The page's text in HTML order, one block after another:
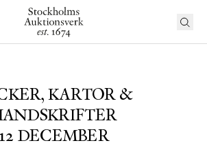
KARTOR &
12 DECEMBER